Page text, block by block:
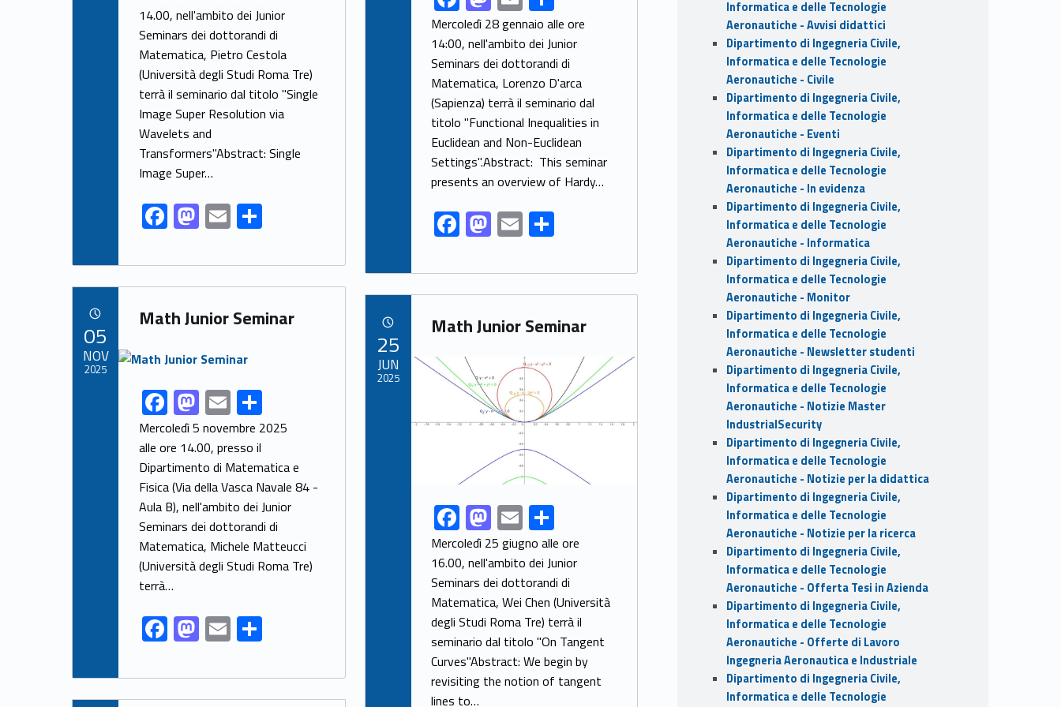
ac
e
b
o
o
k
as
to
d
o
n
m
ai
l
h
ar
e
Mercoledì 28 gennaio alle ore
14:00, nell'ambito dei Junior
Seminars dei dottorandi di
Matematica, Lorenzo D'arca
(Sapienza) terrà il seminario dal
titolo "Functional Inequalities in
Euclidean and Non-Euclidean
Settings".Abstract: This seminar
presents an overview of Hardy…
F
ac
e
b
o
o
k
M
as
to
d
o
E
m
ai
l
ar
e
e
b
o
o
k
to
d
o
n
ai
l
ar
e
14.00, nell'ambito dei Junior
Seminars dei dottorandi di
Matematica, Pietro Cestola
(Università degli Studi Roma Tre)
terrà il seminario dal titolo "Single
Image Super Resolution via
Wavelets and
Transformers"Abstract: Single
Image Super…
F
ac
e
b
o
k
M
as
to
d
o
E
m
ai
l
S
ar
e
Link identifier archive #link-archive-82510
Math Junior Seminar
Link identifier archive #link-archive-thumb-soap-92508
Link identifier share facebook archive #share-link-archive-38034F
ac
e
b
o
o
k
M
as
to
d
o
n
E
m
ai
l
S
h
ar
e
Mercoledì 5 novembre 2025
alle ore 14.00, presso il
Dipartimento di Matematica e
Fisica (Via della Vasca Navale 84 -
Aula B), nell'ambito dei Junior
Seminars dei dottorandi di
Matematica, Michele Matteucci
(Università degli Studi Roma Tre)
terrà…
F
ac
e
M
as
to
E
m
ai
S
ar
05
NOV
2025
Link identifier archive #link-archive-71675
Math Junior Seminar
Link identifier archive #link-archive-thumb-soap-78738
Link identifier share facebook archive #share-link-archive-50920F
ac
e
b
o
o
k
M
as
to
d
o
n
E
m
ai
l
h
ar
e
Mercoledì 25 giugno alle ore
16.00, nell'ambito dei Junior
Seminars dei dottorandi di
Matematica, Wei Chen (Università
degli Studi Roma Tre) terrà il
seminario dal titolo "On Tangent
Curves"Abstract: We begin by
revisiting the notion of tangent
lines to…
25
JUN
2025
Informatica e delle Tecnologie
Aeronautiche - Avvisi didattici
Dipartimento di Ingegneria Civile,
Informatica e delle Tecnologie
Aeronautiche - Civile
Dipartimento di Ingegneria Civile,
Informatica e delle Tecnologie
Aeronautiche - Eventi
Dipartimento di Ingegneria Civile,
Informatica e delle Tecnologie
Aeronautiche - In evidenza
Dipartimento di Ingegneria Civile,
Informatica e delle Tecnologie
Aeronautiche - Informatica
Dipartimento di Ingegneria Civile,
Informatica e delle Tecnologie
Aeronautiche - Monitor
Dipartimento di Ingegneria Civile,
Informatica e delle Tecnologie
Aeronautiche - Newsletter studenti
Dipartimento di Ingegneria Civile,
Informatica e delle Tecnologie
Aeronautiche - Notizie Master
IndustrialSecurity
Dipartimento di Ingegneria Civile,
Informatica e delle Tecnologie
Aeronautiche - Notizie per la didattica
Dipartimento di Ingegneria Civile,
Informatica e delle Tecnologie
Aeronautiche - Notizie per la ricerca
Dipartimento di Ingegneria Civile,
Informatica e delle Tecnologie
Aeronautiche - Offerta Tesi in Azienda
Dipartimento di Ingegneria Civile,
Informatica e delle Tecnologie
Aeronautiche - Offerte di Lavoro
Ingegneria Aeronautica e Industriale
Dipartimento di Ingegneria Civile,
Informatica e delle Tecnologie